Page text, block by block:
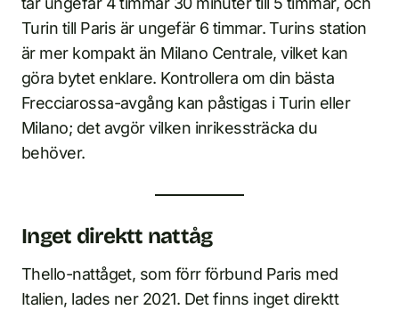
Turin till Paris är ungefär 6 timmar. Turins station
är mer kompakt än Milano Centrale, vilket kan
göra bytet enklare. Kontrollera om din bästa
Frecciarossa-avgång kan påstigas i Turin eller
Milano; det avgör vilken inrikessträcka du
behöver.
Inget direktt nattåg
Thello-nattåget, som förr förbund Paris med
Italien, lades ner 2021. Det finns inget direktt